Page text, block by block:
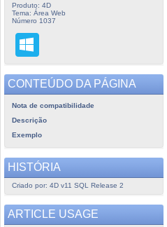
Produto: 4D
Tema: Área Web
Número 1037
CONTEÚDO DA PÁGINA
Nota de compatibilidade
Descrição
Exemplo
HISTÓRIA
Criado por: 4D v11 SQL Release 2
ARTICLE USAGE